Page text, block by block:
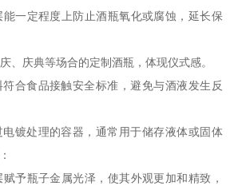
一定程度上防止酒瓶氧化或腐蚀，延长保
、庆典等场合的定制酒瓶，体现仪式感。
合食品接触安全标准，避免与酒液发生反
镀处理的容器，通常用于储存液体或固体
予瓶子金属光泽，使其外观更加和精致，